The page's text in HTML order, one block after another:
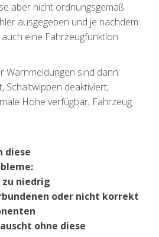
aber nicht ordnungsgemäß
ausgegeben und je nachdem
eine Fahrzeugfunktion
Warnmeldungen sind dann:
Schaltwippen deaktiviert,
Höhe verfügbar, Fahrzeug
diese
niedrig
oder nicht korrekt
ohne diese